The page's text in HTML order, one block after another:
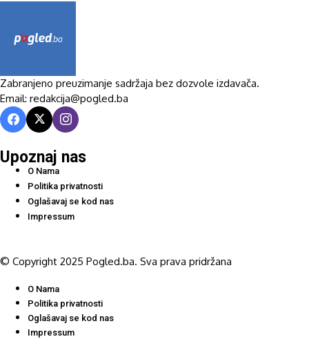
Zabranjeno preuzimanje sadržaja bez dozvole izdavača.
Email: redakcija@pogled.ba
Upoznaj nas
O Nama
Politika privatnosti
Oglašavaj se kod nas
Impressum
© Copyright 2025 Pogled.ba. Sva prava pridržana
O Nama
Politika privatnosti
Oglašavaj se kod nas
Impressum